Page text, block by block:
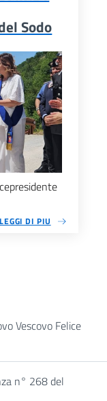
Sodo
LEGGI DI PIU
Vescovo Felice
n° 268 del